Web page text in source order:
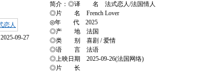
2025-09-27
简介：◎译 名 法式恋人/法国情人
◎片 名 French Lover
◎年 代 2025
◎产 地 法国
◎类 别 喜剧 / 爱情
◎语 言 法语
◎上映日期 2025-09-26(法国网络)
◎片 长